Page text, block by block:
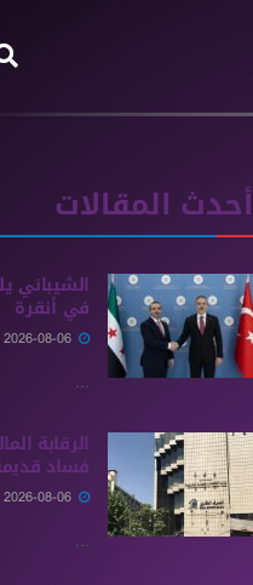
أحدث المقالات
الشيباني
في أنقرة
...
الرقابة
فساد
...